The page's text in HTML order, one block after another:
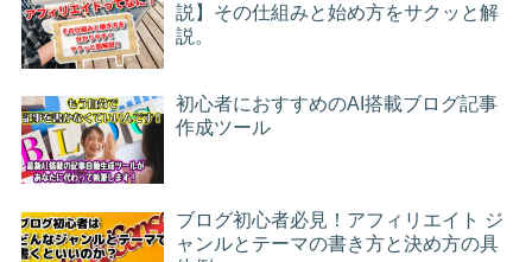
説】その仕組みと始め方をサクッと解
説。
初心者におすすめのAI搭載ブログ記事
作成ツール
ブログ初心者必見！アフィリエイト ジ
ャンルとテーマの書き方と決め方の具